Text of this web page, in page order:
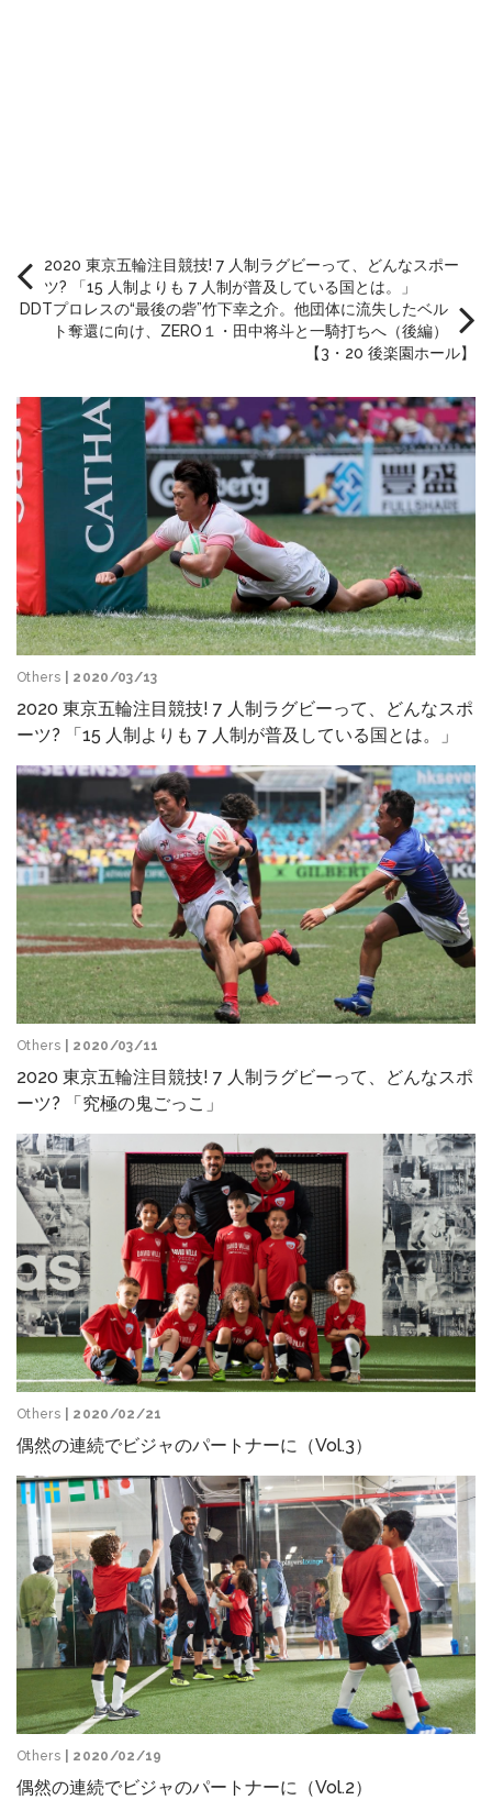
2020 東京五輪注目競技! 7 人制ラグビーって、どんなスポー
ツ? 「15 人制よりも 7 人制が普及している国とは。」
DDTプロレスの“最後の砦”竹下幸之介。他団体に流失したベル
ト奪還に向け、ZERO１・田中将斗と一騎打ちへ（後編）
【3・20 後楽園ホール】
Others | 2020/03/13
2020 東京五輪注目競技! 7 人制ラグビーって、どんなスポ
ーツ? 「15 人制よりも 7 人制が普及している国とは。」
Others | 2020/03/11
2020 東京五輪注目競技! 7 人制ラグビーって、どんなスポ
ーツ? 「究極の鬼ごっこ」
Others | 2020/02/21
偶然の連続でビジャのパートナーに（Vol.3）
Others | 2020/02/19
偶然の連続でビジャのパートナーに（Vol.2）